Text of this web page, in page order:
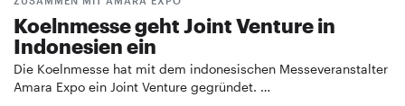
Koelnmesse geht Joint Venture in
Indonesien ein
Die Koelnmesse hat mit dem indonesischen Messeveranstalter
Amara Expo ein Joint Venture gegründet. …